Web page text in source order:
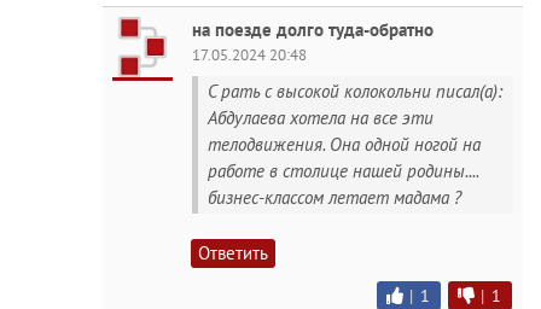
на поезде долго туда-обратно
17.05.2024 20:48
С рать с высокой колокольни писал(а):
Абдулаева хотела на все эти
телодвижения. Она одной ногой на
работе в столице нашей родины....
бизнес-классом летает мадама ?
Ответить
| 1 | 1